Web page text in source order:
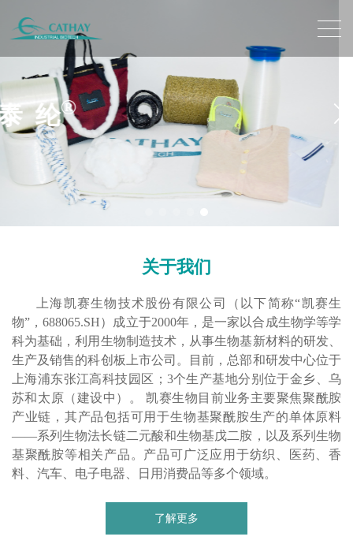
ECOPENT®
关于我们
上海凯赛生物技术股份有限公司（以下简称“凯赛生
物”，688065.SH）成立于2000年，是一家以合成生物学等学
科为基础，利用生物制造技术，从事生物基新材料的研发、
生产及销售的科创板上市公司。目前，总部和研发中心位于
上海浦东张江高科技园区；3个生产基地分别位于金乡、乌
苏和太原（建设中）。 凯赛生物目前业务主要聚焦聚酰胺
产业链，其产品包括可用于生物基聚酰胺生产的单体原料
——系列生物法长链二元酸和生物基戊二胺，以及系列生物
基聚酰胺等相关产品。产品可广泛应用于纺织、医药、香
料、汽车、电子电器、日用消费品等多个领域。
了解更多